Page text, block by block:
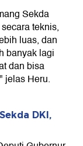
Sekda
teknis,
luas, dan
banyak lagi
dan bisa
jelas Heru.
DKI,